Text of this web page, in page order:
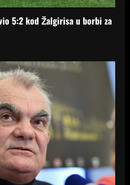
5:2 kod Žalgirisa u borbi za